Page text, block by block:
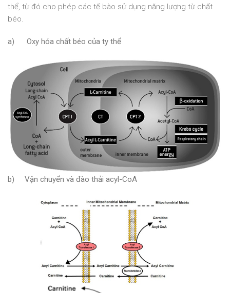
thể, từ đó cho phép các tế bào sử dụng năng lượng từ chất
béo.
a) Oxy hóa chất béo của ty thể
b) Vận chuyển và đào thải acyl-CoA